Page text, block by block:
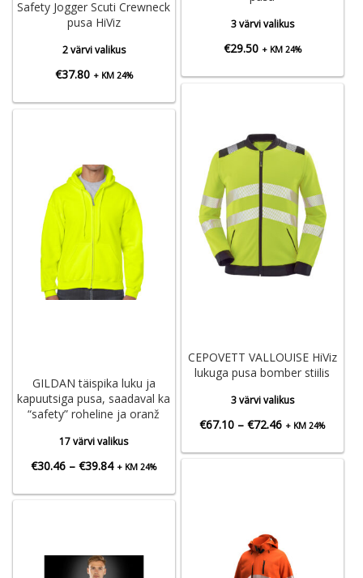
3 värvi valikus
€29.50 + KM 24%
Safety Jogger Scuti Crewneck
pusa HiViz
2 värvi valikus
€37.80 + KM 24%
CEPOVETT VALLOUISE HiViz
lukuga pusa bomber stiilis
3 värvi valikus
€67.10 – €72.46Hinnavahemik:
+ KM 24%
GILDAN täispika luku ja
kapuutsiga pusa, saadaval ka
“safety” roheline ja oranž
17 värvi valikus
€30.46 – €39.84Hinnavahemik:
+ KM 24%